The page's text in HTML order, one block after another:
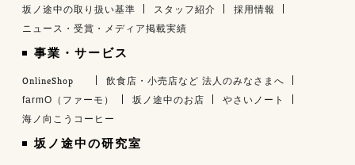
坂ノ途中の取り扱い基準
スタッフ紹介
採用情報
ニュース・受賞・メディア掲載実績
事業・サービス
OnlineShop
飲食店・小売店など 法人のみなさまへ
farmO（ファーモ）
坂ノ途中のお店
やさいノート
海ノ向こうコーヒー
坂ノ途中の研究室